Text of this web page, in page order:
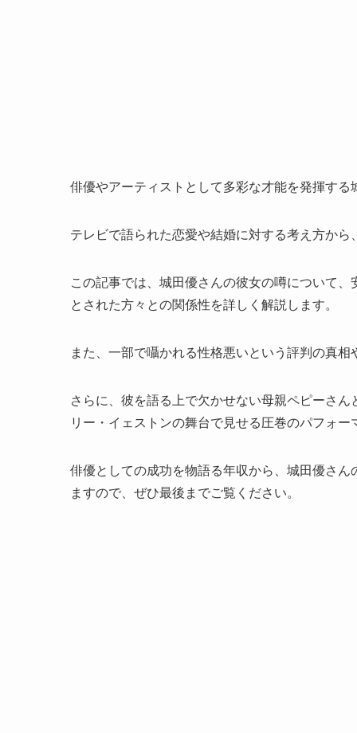
俳優やアーティストとして多彩な才能を発揮す
テレビで語られた恋愛や結婚に対する考え方か
この記事では、城田優さんの彼女の噂について
とされた方々との関係性を詳しく解説します。
また、一部で囁かれる性格悪いという評判の真
さらに、彼を語る上で欠かせない母親ペピーさ
リー・イェストンの舞台で見せる圧巻のパフォ
俳優としての成功を物語る年収から、城田優さ
ますので、ぜひ最後までご覧ください。